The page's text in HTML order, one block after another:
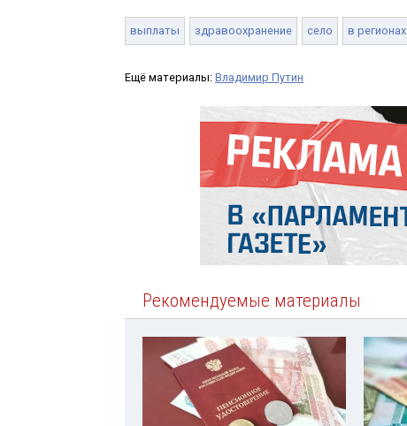
выплаты здравоохранение село в регионах
Ещё материалы: Владимир Путин
Рекомендуемые материалы